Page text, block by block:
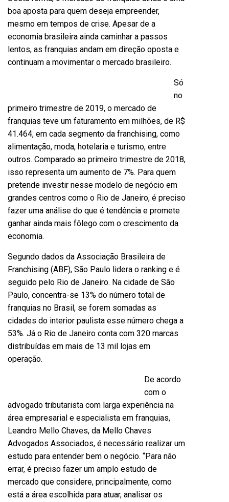
boa aposta para quem deseja empreender,
mesmo em tempos de crise. Apesar de a
economia brasileira ainda caminhar a passos
lentos, as franquias andam em direção oposta e
continuam a movimentar o mercado brasileiro.
Só
no
primeiro trimestre de 2019, o mercado de
franquias teve um faturamento em milhões, de R$
41.464, em cada segmento da franchising, como
alimentação, moda, hotelaria e turismo, entre
outros. Comparado ao primeiro trimestre de 2018,
isso representa um aumento de 7%. Para quem
pretende investir nesse modelo de negócio em
grandes centros como o Rio de Janeiro, é preciso
fazer uma análise do que é tendência e promete
ganhar ainda mais fôlego com o crescimento da
economia.
Segundo dados da Associação Brasileira de
Franchising (ABF), São Paulo lidera o ranking e é
seguido pelo Rio de Janeiro. Na cidade de São
Paulo, concentra-se 13% do número total de
franquias no Brasil, se forem somadas as
cidades do interior paulista esse número chega a
53%. Já o Rio de Janeiro conta com 320 marcas
distribuídas em mais de 13 mil lojas em
operação.
De acordo
com o
advogado tributarista com larga experiência na
área empresarial e especialista em franquias,
Leandro Mello Chaves, da Mello Chaves
Advogados Associados, é necessário realizar um
estudo para entender bem o negócio. “Para não
errar, é preciso fazer um amplo estudo de
mercado que considere, principalmente, como
está a área escolhida para atuar, analisar os